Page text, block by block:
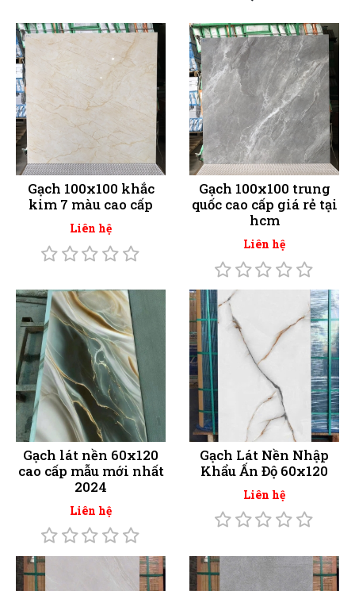
Gạch 100x100 khắc
kim 7 màu cao cấp
Liên hệ
Gạch 100x100 trung
quốc cao cấp giá rẻ tại
hcm
Liên hệ
Gạch lát nền 60x120
cao cấp mẫu mới nhất
2024
Liên hệ
Gạch Lát Nền Nhập
Khẩu Ấn Độ 60x120
Liên hệ